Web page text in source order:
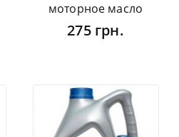
моторное масло
275 грн.